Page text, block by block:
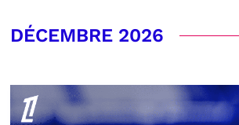
DÉCEMBRE 2026